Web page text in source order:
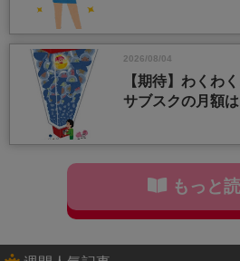
2026/08/04
【期待】わくわ
サブスクの月額は
もっと